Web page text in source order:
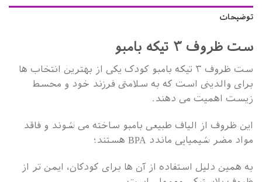
توضیحات
ست ظروف ۳ تیکه بامبو
ست ظروف ۳ تیکه بامبو کودک یکی از بهترین انتخاب ها
برای والدینی است که به سلامتی فرزند خود و محسط
زیست اهمیت می دهند.
این ظروف از الیاف طبیعی بامبو ساخته می شوند و فاقد
مواد مضر شیمیایی ماندد BPA هستند؛
به همین دلیل استفاده از آن ها برای کودکان، ایمن تر از